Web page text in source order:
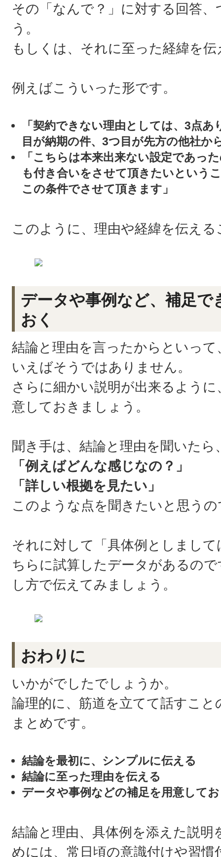
その「なんで？」に対する回答
う。
もしくは、それに至った経緯を
例えばこういった形です。
「契約できない理由としては、3点
目が納期の件、3つ目が先方の他社か
「こちらは本来出来ない設定であっ
も付き合いをさせて頂きたいという
この条件でさせて頂きます」
このように、理由や経緯を伝え
データや事例など、補足で
おく
結論と理由を言ったからといっ
いえばそうではありません。
さらに細かい説明が出来るよう
意しておきましょう。
聞き手は、結論と理由を聞いた
「例えばどんな感じなの？」
「詳しい根拠を見たい」
このような点を聞きたいと思う
それに対して「具体例としまし
ちらに試算したデータがあるの
し方で伝えてみましょう。
おわりに
いかがでしたでしょうか。
論理的に、筋道を立てて話すこ
まとめです。
結論を最初に、シンプルに伝える
結論に至った理由を伝える
データや事例などの補足を用意して
結論と理由、具体例を添えた説
めには、常日頃の意識付けや習慣